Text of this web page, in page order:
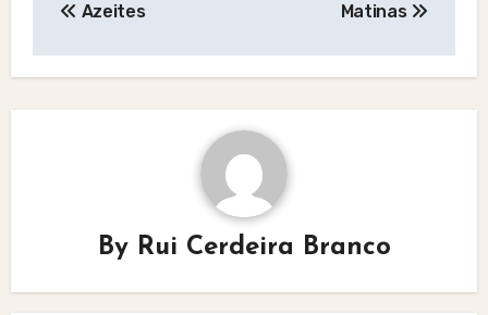
Azeites Matinas
By Rui Cerdeira Branco